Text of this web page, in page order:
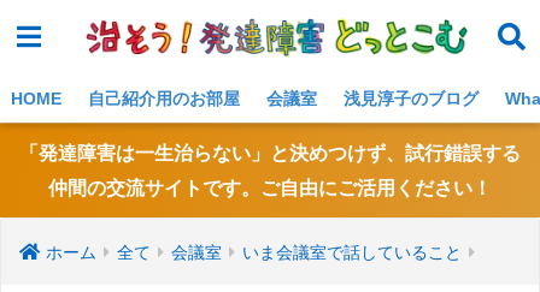
HOME 自己紹介用のお部屋 会議室 浅見淳子のブログ
「発達障害は一生治らない」と決めつけず、試行錯誤する
仲間の交流サイトです。ご自由にご活用ください！
ホーム 全て 会議室 いま会議室で話していること
NE